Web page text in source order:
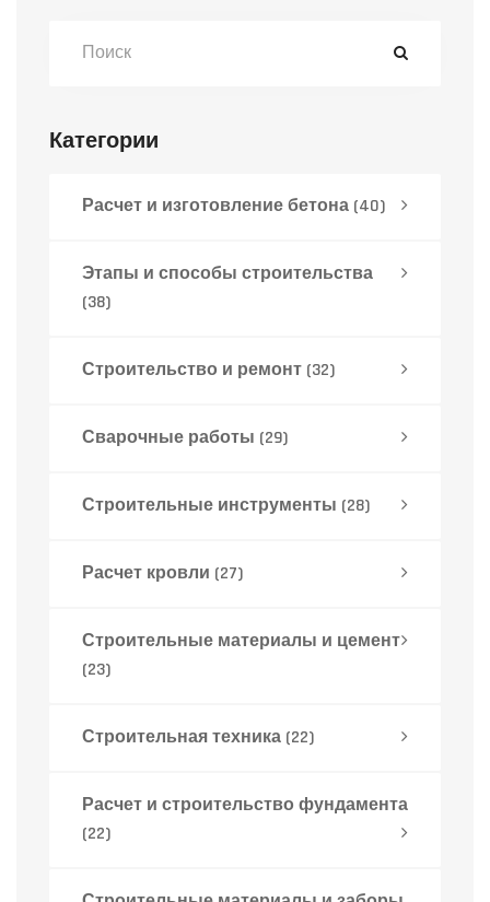
Категории
Расчет и изготовление бетона (40)
Этапы и способы строительства
(38)
Строительство и ремонт (32)
Сварочные работы (29)
Строительные инструменты (28)
Расчет кровли (27)
Строительные материалы и цемент
(23)
Строительная техника (22)
Расчет и строительство фундамента
(22)